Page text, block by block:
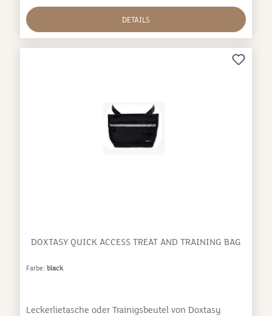
DETAILS
DOXTASY QUICK ACCESS TREAT AND TRAINING BAG
Farbe: black
Leckerlietasche oder Trainigsbeutel von Doxtasy